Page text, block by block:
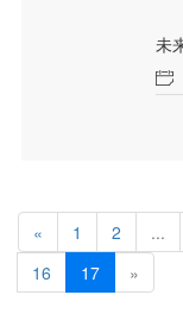
« 1 2 ...
16
17 »